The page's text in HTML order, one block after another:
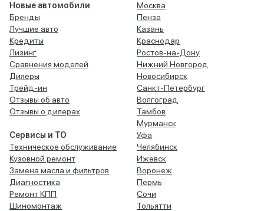
Новые автомобили
Бренды
Лучшие авто
Кредиты
Лизинг
Сравнения моделей
Дилеры
Трейд-ин
Отзывы об авто
Отзывы о дилерах
Сервисы и ТО
Техническое обслуживание
Кузовной ремонт
Замена масла и фильтров
Диагностика
Ремонт КПП
Шиномонтаж
Москва
Пенза
Казань
Краснодар
Ростов-на-Дону
Нижний Новгород
Новосибирск
Санкт-Петербург
Волгоград
Тамбов
Мурманск
Уфа
Челябинск
Ижевск
Воронеж
Пермь
Сочи
Тольятти